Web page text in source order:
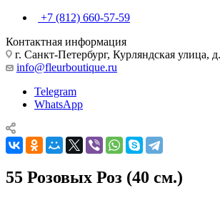
+7 (812) 660-57-59
Контактная информация
г. Санкт-Петербург, Курляндская улица,
info@fleurboutique.ru
Telegram
WhatsApp
55 Розовых Роз (40 см.)